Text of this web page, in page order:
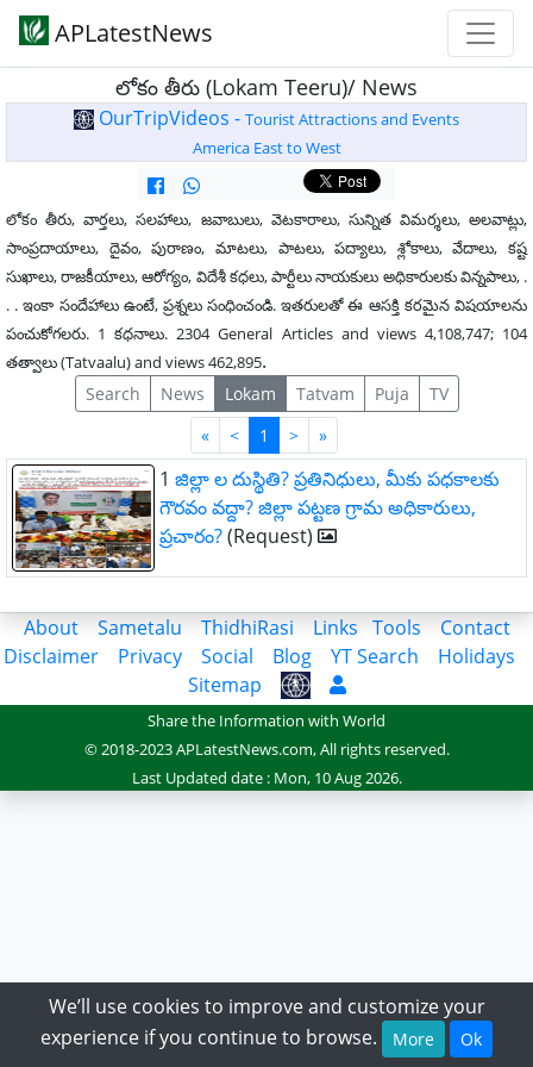
APLatestNews
లోకం తీరు (Lokam Teeru)/ News
OurTripVideos - Tourist Attractions and Events
America East to West
లోకం తీరు, వార్తలు, సలహాలు, జవాబులు, వెటకారాలు, సున్నిత విమర్శలు, అలవాట్లు,
సాంప్రదాయాలు, దైవం, పురాణం, మాటలు, పాటలు, పద్యాలు, శ్లోకాలు, వేదాలు, కష్ట
సుఖాలు, రాజకీయాలు, ఆరోగ్యం, విదేశీ కధలు, పార్టీలు నాయకులు అధికారులకు విన్నపాలు, .
. . ఇంకా సందేహాలు ఉంటే, ప్రశ్నలు సంధించండి. ఇతరులతో ఈ ఆసక్తి కరమైన విషయాలను
పంచుకోగలరు. 1 కధనాలు. 2304 General Articles and views 4,108,747; 104
తత్వాలు (Tatvaalu) and views 462,895.
Search News Lokam Tatvam Puja
TV
«First
< 1 > »Last
1 జిల్లా ల దుస్థితి? ప్రతినిధులు, మీకు పధకాలకు
గౌరవం వద్దా? జిల్లా పట్టణ గ్రామ అధికారులు,
ప్రచారం?(Request)
About Sametalu ThidhiRasi Links Tools
Contact
Disclaimer
Privacy Social Blog YT Search
Holidays
Sitemap
Share the Information with World
© 2018-2023 APLatestNews.com, All rights reserved.
Last Updated date : Mon, 10 Aug 2026.
We’ll use cookies to improve and customize your
experience if you continue to browse.
More Ok